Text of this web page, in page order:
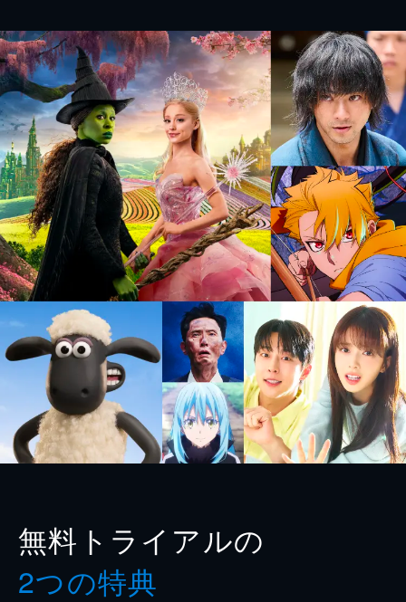
無料トライアルの
2つの特典